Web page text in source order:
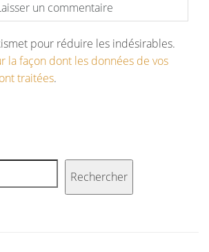
pour réduire les indésirables.
la façon dont les données de vos
traitées.
Rechercher